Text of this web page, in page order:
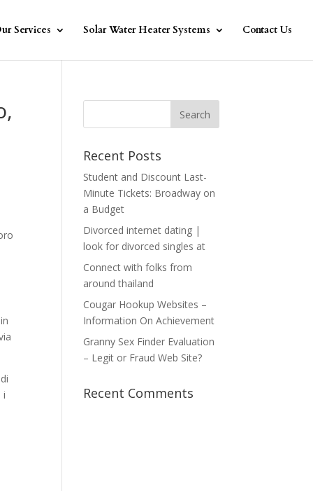
Services Solar Water Heater Systems Contact Us
i
Recent Posts
Student and Discount Last-
Minute Tickets: Broadway on
a Budget
Divorced internet dating |
look for divorced singles at
Connect with folks from
around thailand
Cougar Hookup Websites –
Information On Achievement
Granny Sex Finder Evaluation
– Legit or Fraud Web Site?
Recent Comments